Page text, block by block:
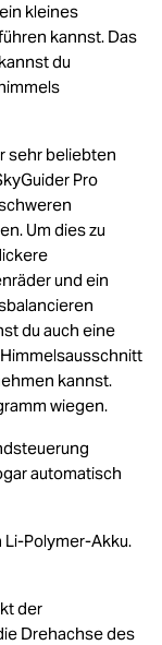
kleines
kannst. Das
du
sehr beliebten
Pro
Um dies zu
und ein
du auch eine
kannst.
wiegen.
automatisch
Polymer-Akku.
der
Drehachse des